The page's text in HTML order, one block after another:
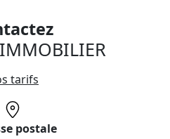
tarifs
postale